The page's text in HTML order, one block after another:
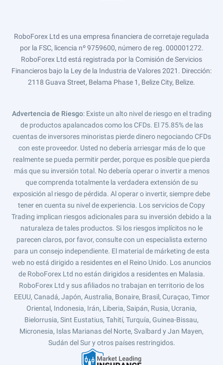
RoboForex Ltd es una empresa financiera de corretaje regulada
por la FSC, licencia nº 9759600, número de reg. 000001272.
RoboForex Ltd está registrada por la Comisión de Servicios
Financieros bajo la Ley de la Industria de Valores 2021. Dirección:
2118 Guava Street, Belama Phase 1, Belize City, Belize.
Advertencia de Riesgo: Existe un alto nivel de riesgo en el trading
de productos apalancados como los CFDs. El 75.85% de las
cuentas de inversores minoristas pierde dinero negociando CFDs
con este proveedor. Usted no debería arriesgar más de lo que
realmente se pueda permitir perder, porque es posible que pierda
más que su inversión total. No debería operar o invertir a menos
que comprenda totalmente la verdadera extensión de su
exposición al riesgo de pérdida. Al operar o invertir, siempre debe
tener en cuenta su nivel de experiencia. Los servicios de Copy
Trading implican riesgos adicionales para su inversión debido a la
naturaleza de tales productos. Si los riesgos implícitos no le
parecen claros, por favor, consulte con un especialista externo
para un consejo independiente. El material de márketing de esta
web no está dirigido a residentes en el Reino Unido. Los anuncios
de RoboForex Ltd no están dirigidos a residentes en Malasia.
RoboForex Ltd y sus afiliados no trabajan en territorio de los
EEUU, Canadá, Japón, Australia, Bonaire, Brasil, Curaçao, Timor
Oriental, Indonesia, Irán, Liberia, Saipán, Rusia, Ucrania,
Bielorrusia, Sint Eustatius, Tahití, Turquía, Guinea-Bissau,
Micronesia, Islas Marianas del Norte, Svalbard y Jan Mayen,
Sudán del Sur y otros países restringidos.